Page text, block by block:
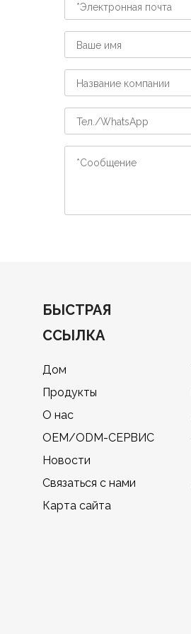
БЫСТРАЯ
ССЫЛКА
Дом
Продукты
О нас
OEM/ODM-СЕРВИС
Новости
Связаться с нами
Карта сайта